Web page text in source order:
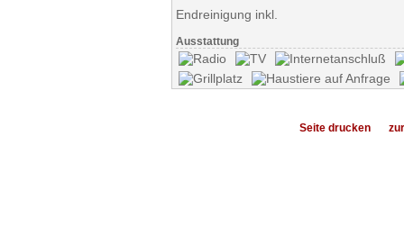
Endreinigung inkl.
Ausstattung
Seite drucken